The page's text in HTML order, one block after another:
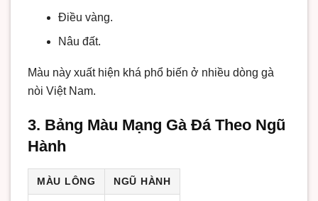
Điều vàng.
Nâu đất.
Màu này xuất hiện khá phổ biến ở nhiều dòng gà
nòi Việt Nam.
3. Bảng Màu Mạng Gà Đá Theo Ngũ
Hành
MÀU LÔNG NGŨ HÀNH